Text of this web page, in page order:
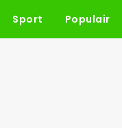
Sport Populair